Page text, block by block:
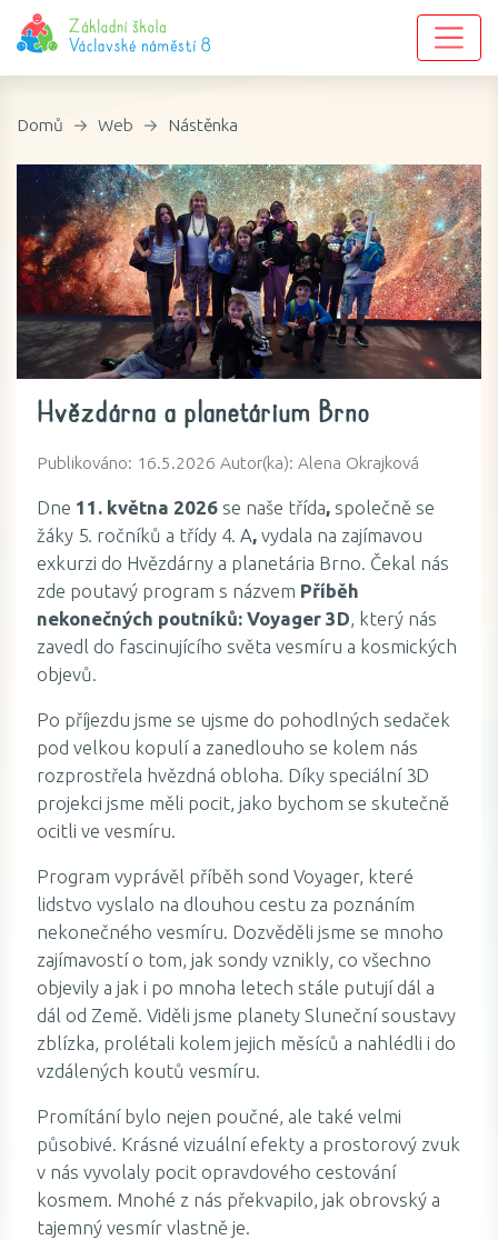
Domů Web Nástěnka
Hvězdárna a planetárium Brno
Publikováno: 16.5.2026 Autor(ka): Alena Okrajková
Dne 11. května 2026se naše třída, společně se
žáky 5. ročníků a třídy 4. A, vydala na zajímavou
exkurzi do Hvězdárny a planetária Brno. Čekal nás
zde poutavý program s názvem Příběh
nekonečných poutníků: Voyager 3D, který nás
zavedl do fascinujícího světa vesmíru a kosmických
objevů.
Po příjezdu jsme se ujsme do pohodlných sedaček
pod velkou kopulí a zanedlouho se kolem nás
rozprostřela hvězdná obloha. Díky speciální 3D
projekci jsme měli pocit, jako bychom se skutečně
ocitli ve vesmíru.
Program vyprávěl příběh sond Voyager, které
lidstvo vyslalo na dlouhou cestu za poznáním
nekonečného vesmíru. Dozvěděli jsme se mnoho
zajímavostí o tom, jak sondy vznikly, co všechno
objevily a jak i po mnoha letech stále putují dál a
dál od Země. Viděli jsme planety Sluneční soustavy
zblízka, prolétali kolem jejich měsíců a nahlédli i do
vzdálených koutů vesmíru.
Promítání bylo nejen poučné, ale také velmi
působivé. Krásné vizuální efekty a prostorový zvuk
v nás vyvolaly pocit opravdového cestování
kosmem. Mnohé z nás překvapilo, jak obrovský a
tajemný vesmír vlastně je.